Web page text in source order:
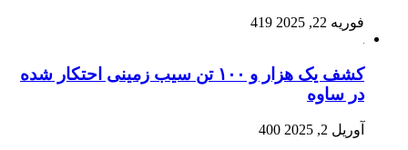
فوریه 22, 2025 419
کشف یک هزار و ۱۰۰ تن سیب زمینی احتکار شده
در ساوه
آوریل 2, 2025 400